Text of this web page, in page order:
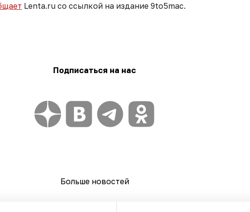
Lenta.ru со ссылкой на издание 9to5mac.
Подписаться на нас
Больше новостей